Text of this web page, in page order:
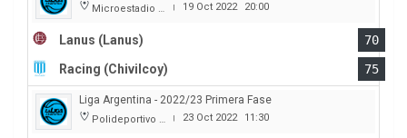
Microestadio Antonio Rotili | 19 Oct 2022 20:00
Lanus (Lanus)
70
Racing (Chivilcoy)
75
Liga Argentina - 2022/23 Primera Fase
Polideportivo Victor Nethol | 23 Oct 2022 11:30